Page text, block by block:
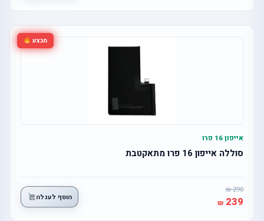
מבצע
אייפון 16 פרו
סוללה אייפון 16 פרו מתאקטבת
290
239 הוסף לעגלה